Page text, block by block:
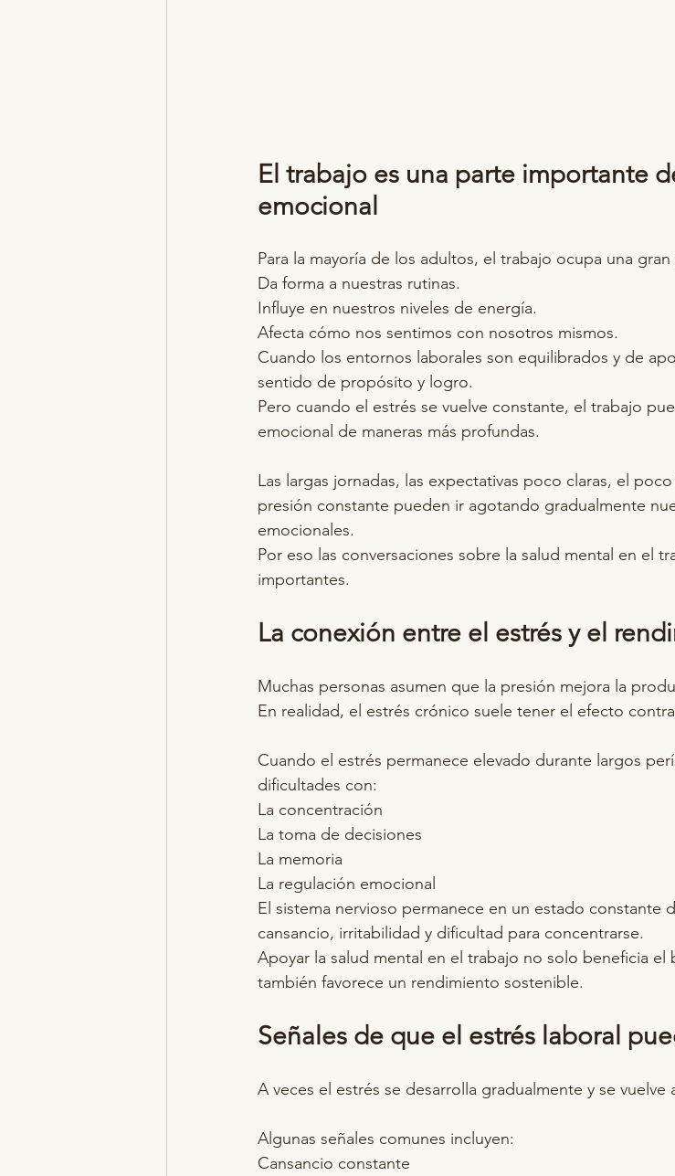
El trabajo es una parte importante
emocional
Para la mayoría de los adultos, el trabajo ocupa una
Da forma a nuestras rutinas.
Influye en nuestros niveles de energía.
Afecta cómo nos sentimos con nosotros mismos.
Cuando los entornos laborales son equilibrados y de
sentido de propósito y logro.
Pero cuando el estrés se vuelve constante, el trabajo
emocional de maneras más profundas.
Las largas jornadas, las expectativas poco claras, el
presión constante pueden ir agotando gradualmente
emocionales.
Por eso las conversaciones sobre la salud mental en el
importantes.
La conexión entre el estrés y el
Muchas personas asumen que la presión mejora la
En realidad, el estrés crónico suele tener el efecto
Cuando el estrés permanece elevado durante largos
dificultades con:
La concentración
La toma de decisiones
La memoria
La regulación emocional
El sistema nervioso permanece en un estado constante
cansancio, irritabilidad y dificultad para concentrarse.
Apoyar la salud mental en el trabajo no solo beneficia el
también favorece un rendimiento sostenible.
Señales de que el estrés laboral
A veces el estrés se desarrolla gradualmente y se vuelve
Algunas señales comunes incluyen:
Cansancio constante